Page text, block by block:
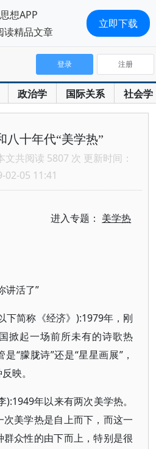
政治学 国际关系 社会学
登录 注册
八十年代“美学热”
文共阅读 5807 次 更新时间：
02-05 11:41
进入专题： 美学热
讲活了”
下简称《经济》):1979年，刚
掀起一场前所未有的诗歌热
“朦胧诗”还是“星星画展”，
映。
年以来有两次美学热。
美学热是自上而下，而这一
众性的由下而上，特别是很
想APP
读精品文章
立即下载